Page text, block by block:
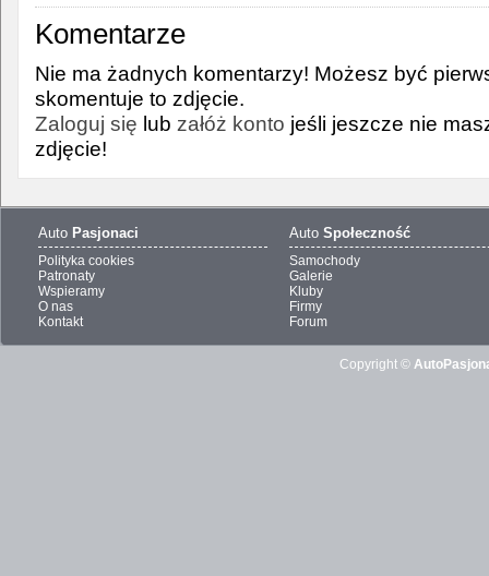
Komentarze
Nie ma żadnych komentarzy! Możesz być
skomentuje to zdjęcie.
Zaloguj się lub załóż konto jeśli jeszcze nie
zdjęcie!
Auto Pasjonaci
Polityka cookies
Patronaty
Wspieramy
O nas
Kontakt
Auto Społeczność
Samochody
Galerie
Kluby
Firmy
Forum
Copyright ©